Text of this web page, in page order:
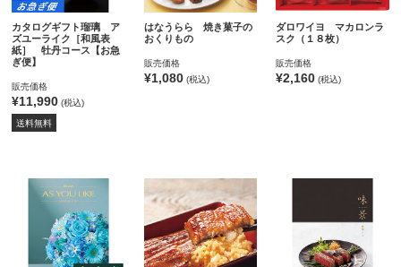
カタログギフト瑠璃 ア
ズユーライク［和風表
紙］ 牡丹コース【お急
ぎ便】
販売価格
¥11,990 (税込)
送料無料
はなうらら 焼き菓子の
おくりもの
販売価格
¥1,080(税込)
ダロワイヨ マカロンラ
スク（１８枚）
販売価格
¥2,160 (税込)